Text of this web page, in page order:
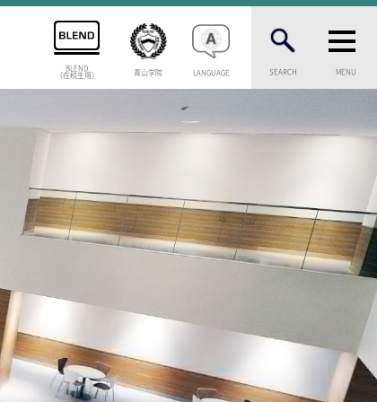
BLEND
（在校生用） 青山学院 LANGUAGE SEARCH MENU
総合案内
お問い合わせ
キャンパスマップ
アクセスマップ
緊急・災害時の対応
ENGLISHページ
採用情報
地の塩、世の光（スクールモットー）